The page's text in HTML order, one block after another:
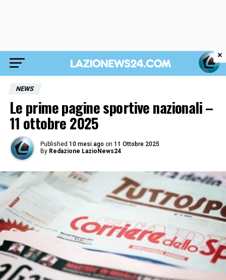
NEWS
Le prime pagine sportive nazionali –
11 ottobre 2025
Published 10 mesi ago on 11 Ottobre 2025
By Redazione LazioNews24
×